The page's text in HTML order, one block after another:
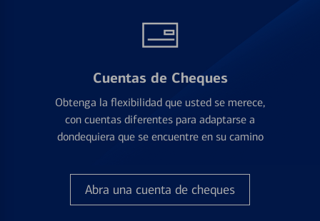
Cuentas de Cheques
Obtenga la flexibilidad que usted se merece,
con cuentas diferentes para adaptarse a
dondequiera que se encuentre en su camino
Abra una cuenta de cheques